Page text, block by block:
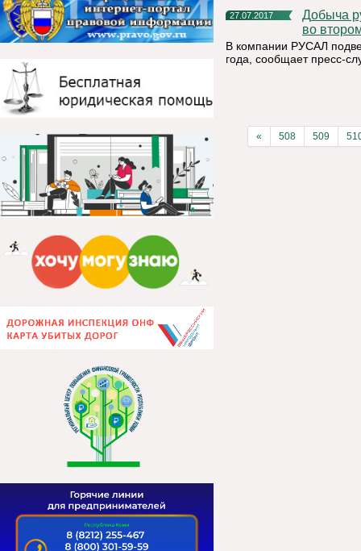
27.07.2017
Добыча руды на предприятии «Боксит Тимана» увеличилась
во
В компании РУСАЛ
года, сообщает пресс-
« 508 509